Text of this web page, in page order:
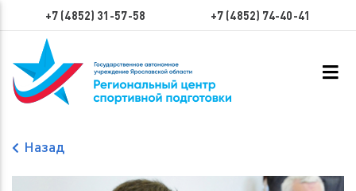
+7 (4852) 31-57-58 +7 (4852) 74-40-41
Назад